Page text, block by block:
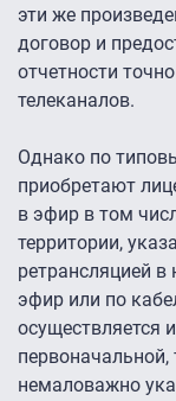
эти же
договор и
отчетности
телеканалов.
Однако по
приобретают
в эфир в том
территории,
ретрансляцией
эфир или по
осуществляется
немаловажно